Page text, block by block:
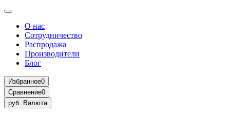
О нас
Сотрудничество
Распродажа
Производители
Блог
Избранное0
Сравнение0
руб. Валюта